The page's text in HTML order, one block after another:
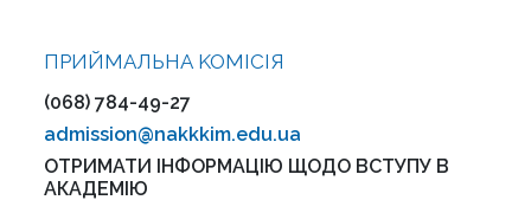
ПРИЙМАЛЬНА KOMІСІЯ
(068) 784-49-27
admission@nakkkim.edu.ua
ОТРИМАТИ ІНФОРМАЦІЮ ЩОДО ВСТУПУ В
АКАДЕМІЮ